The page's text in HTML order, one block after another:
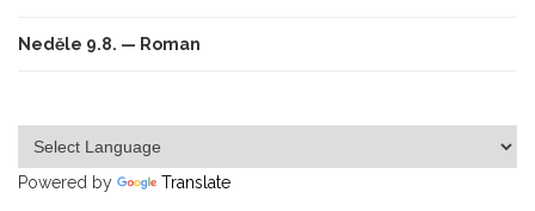
Neděle 9.8. — Roman
Powered by Translate